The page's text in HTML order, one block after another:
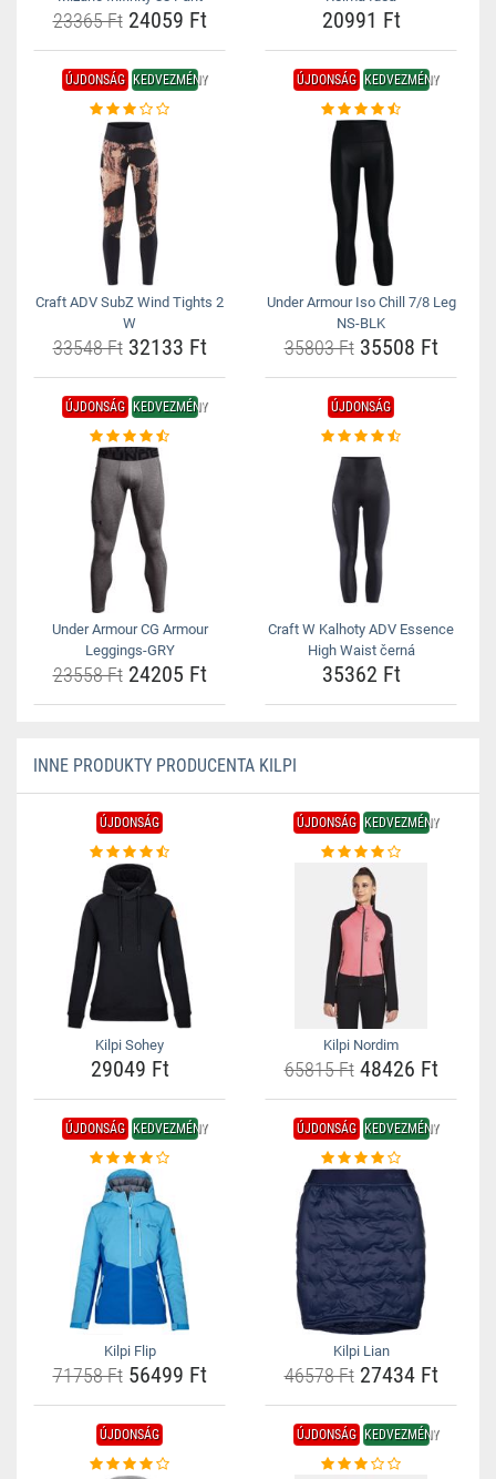
23365 Ft24059 Ft 20991 Ft
ÚJDONSÁG KEDVEZMÉNY
Craft ADV SubZ Wind Tights 2
W
33548 Ft32133 Ft
ÚJDONSÁG KEDVEZMÉNY
Under Armour Iso Chill 7/8 Leg
NS-BLK
35803 Ft35508 Ft
ÚJDONSÁG KEDVEZMÉNY
Under Armour CG Armour
Leggings-GRY
23558 Ft24205 Ft
ÚJDONSÁG
Craft W Kalhoty ADV Essence
High Waist černá
35362 Ft
INNE PRODUKTY PRODUCENTA KILPI
ÚJDONSÁG
Kilpi Sohey
29049 Ft
ÚJDONSÁG KEDVEZMÉNY
Kilpi Nordim
65815 Ft48426 Ft
ÚJDONSÁG KEDVEZMÉNY
Kilpi Flip
71758 Ft56499 Ft
ÚJDONSÁG KEDVEZMÉNY
Kilpi Lian
46578 Ft27434 Ft
ÚJDONSÁG ÚJDONSÁG KEDVEZMÉNY